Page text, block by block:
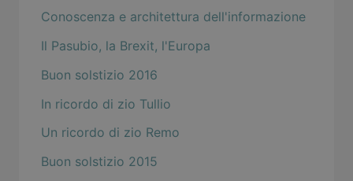
Conoscenza e architettura dell'informazione
Il Pasubio, la Brexit, l'Europa
Buon solstizio 2016
In ricordo di zio Tullio
Un ricordo di zio Remo
Buon solstizio 2015